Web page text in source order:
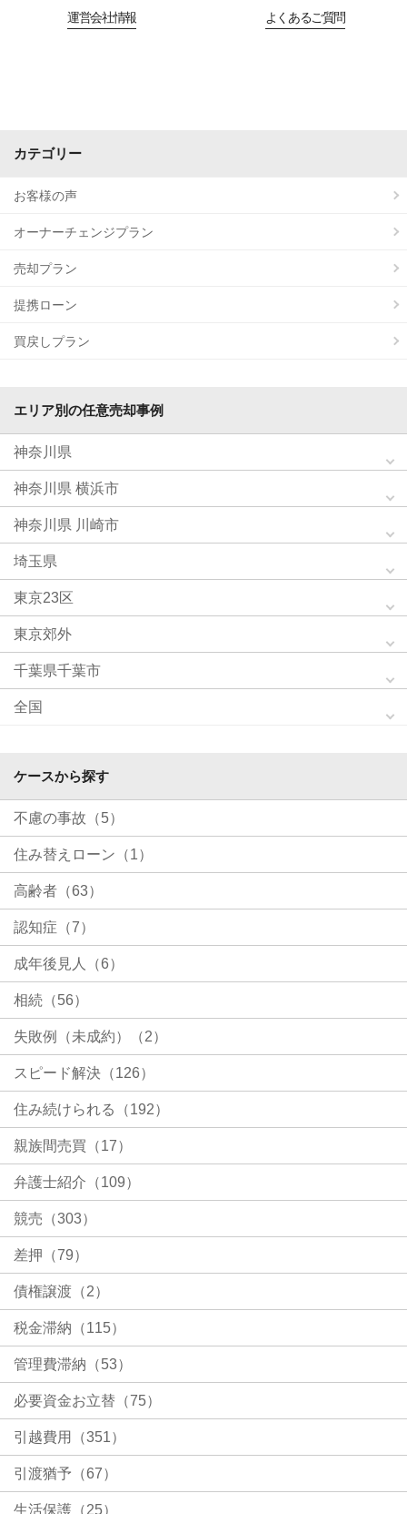
運営会社情報 よくあるご質問
カテゴリー
お客様の声
オーナーチェンジプラン
売却プラン
提携ローン
買戻しプラン
エリア別の任意売却事例
神奈川県
神奈川県 横浜市
神奈川県 川崎市
埼玉県
東京23区
東京郊外
千葉県千葉市
全国
ケースから探す
不慮の事故（5）
住み替えローン（1）
高齢者（63）
認知症（7）
成年後見人（6）
相続（56）
失敗例（未成約）（2）
スピード解決（126）
住み続けられる（192）
親族間売買（17）
弁護士紹介（109）
競売（303）
差押（79）
債権譲渡（2）
税金滞納（115）
管理費滞納（53）
必要資金お立替（75）
引越費用（351）
引渡猶予（67）
生活保護（25）